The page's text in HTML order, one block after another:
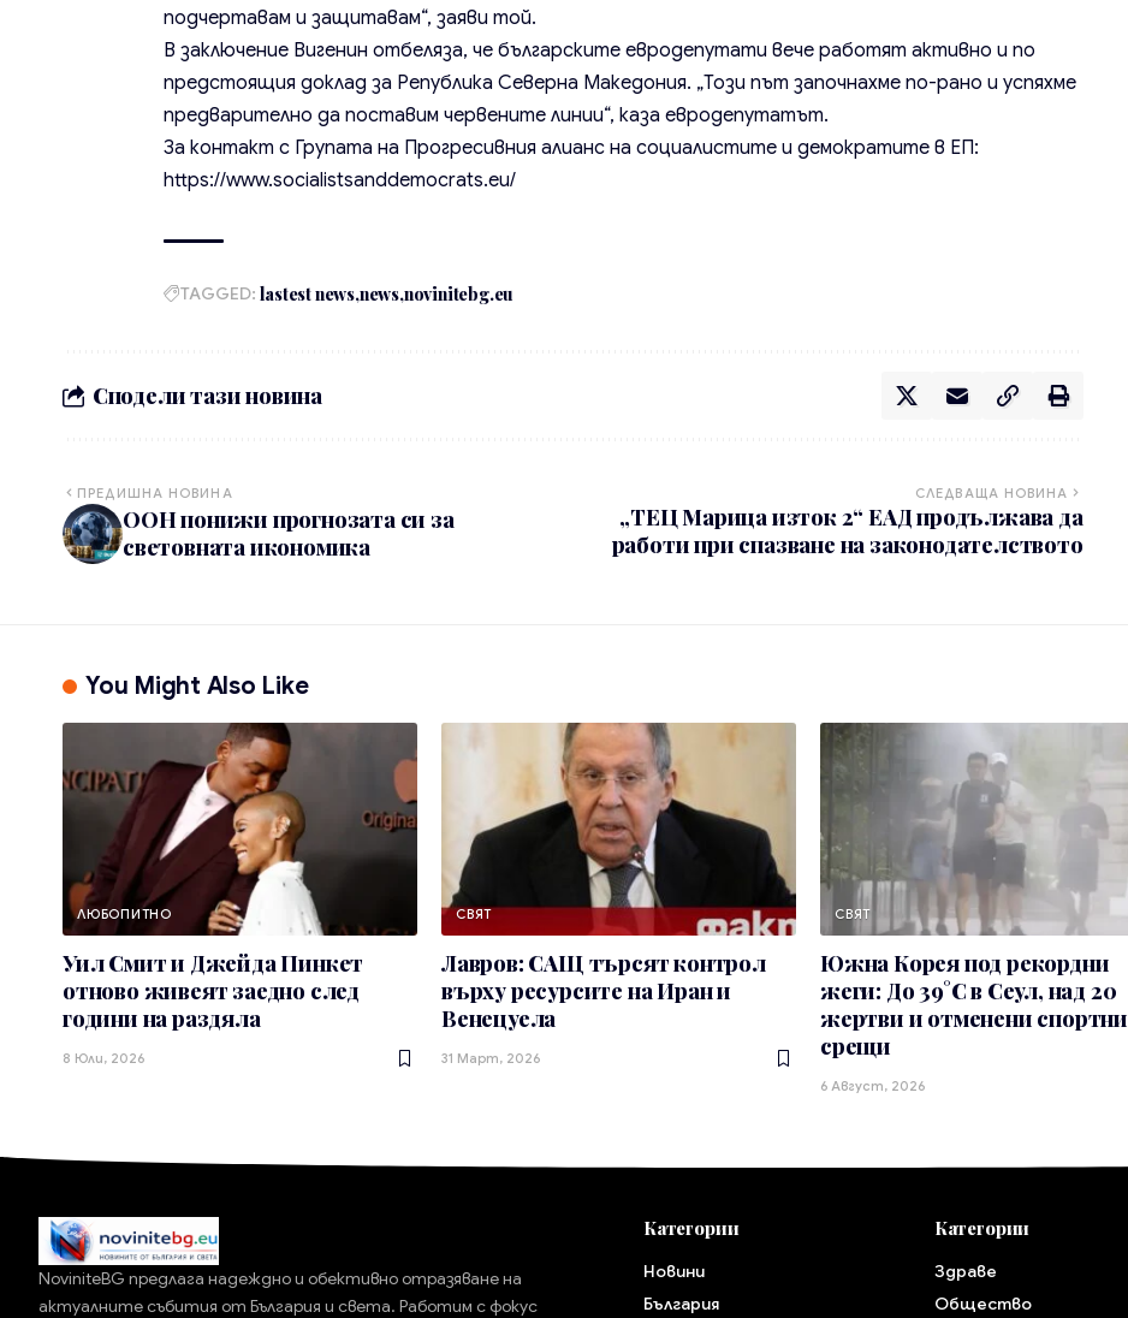
подчертавам и защитавам“, заяви той.
В заключение Вигенин отбеляза, че българските евродепутати вече работят активно и по
предстоящия доклад за Република Северна Македония. „Този път започнахме по-рано и успяхме
предварително да поставим червените линии“, каза евродепутатът.
За контакт с Групата на Прогресивния алианс на социалистите и демократите в ЕП:
https://www.socialistsanddemocrats.eu/
TAGGED: lastest news news novinitebg.eu
Сподели тази новина
ПРЕДИШНА НОВИНА
ООН понижи прогнозата си за
световната икономика
СЛЕДВАЩА НОВИНА
„ТЕЦ Марица изток 2“ ЕАД продължава да
работи при спазване на законодателството
You Might Also Like
ЛЮБОПИТНО
Уил Смит и Джейда Пинкет
отново живеят заедно след
години на раздяла
8 Юли, 2026
СВЯТ
Лавров: САЩ търсят контрол
върху ресурсите на Иран и
Венецуела
31 Март, 2026
СВЯТ
Южна Корея под рекордни
жеги: До 39°C в Сеул, над 20
жертви и отменени спортни
срещи
6 Август, 2026
NoviniteBG предлага надеждно и обективно отразяване на
актуалните събития от България и света. Работим с фокус
Категории
Новини
България
Категории
Здраве
Общество